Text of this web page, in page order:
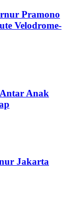
Pramono
Velodrome-
Anak
Jakarta